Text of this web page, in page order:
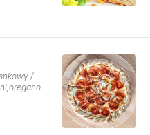
/